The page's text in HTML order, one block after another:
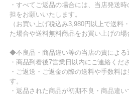
・すべてご返品の場合には、当店発送
担をお願いいたします。
（お買い上げ税込み3,980円以上で送料
た場合や送料無料商品をお買い上げの場
◆不良品・商品違い等の当店の責による
・商品到着後7営業日以内にご連絡くださ
・ご返送・ご返金の際の送料や手数料
す。
・返品された商品が初期不良・商品違い